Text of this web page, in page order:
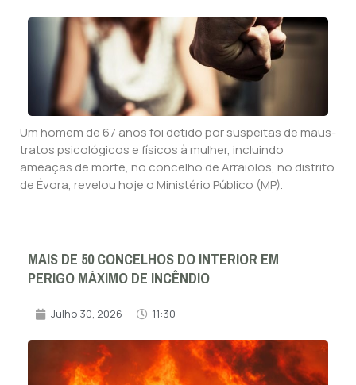
Um homem de 67 anos foi detido por suspeitas de maus-
tratos psicológicos e físicos à mulher, incluindo
ameaças de morte, no concelho de Arraiolos, no distrito
de Évora, revelou hoje o Ministério Público (MP).
MAIS DE 50 CONCELHOS DO INTERIOR EM
PERIGO MÁXIMO DE INCÊNDIO
Julho 30, 2026 11:30